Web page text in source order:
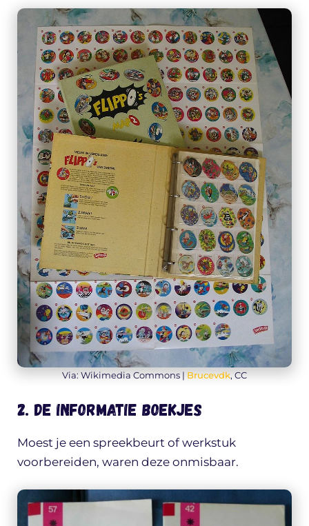
Via: Wikimedia Commons | Brucevdk, CC
2. De Informatie boekjes
Moest je een spreekbeurt of werkstuk
voorbereiden, waren deze onmisbaar.